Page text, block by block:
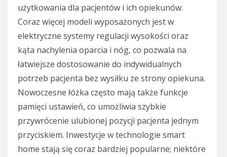
użytkowania dla pacjentów i ich opiekunów.
Coraz więcej modeli wyposażonych jest w
elektryczne systemy regulacji wysokości oraz
kąta nachylenia oparcia i nóg, co pozwala na
łatwiejsze dostosowanie do indywidualnych
potrzeb pacjenta bez wysiłku ze strony opiekuna.
Nowoczesne łóżka często mają także funkcje
pamięci ustawień, co umożliwia szybkie
przywrócenie ulubionej pozycji pacjenta jednym
przyciskiem. Inwestycje w technologie smart
home stają się coraz bardziej popularne; niektóre